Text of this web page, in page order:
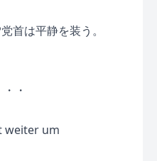
首は平静を装う。
・
weiter um